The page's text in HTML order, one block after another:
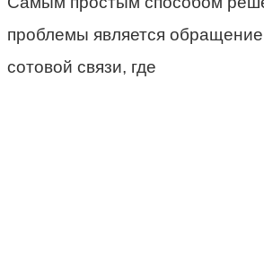
проблемы является
сотовой связи, где